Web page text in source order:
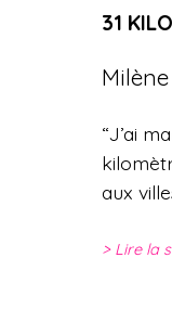
31
“J’ai
aux
Lire la